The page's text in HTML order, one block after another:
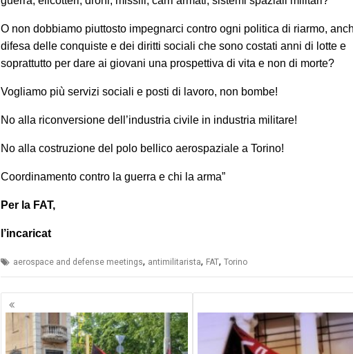
O non dobbiamo piuttosto impegnarci contro ogni politica di riarmo,
difesa delle conquiste e dei diritti sociali che sono costati anni di lotte e
soprattutto per dare ai giovani una prospettiva di vita e non di morte?
Vogliamo più servizi sociali e posti di lavoro, non bombe!
No alla riconversione dell’industria civile in industria militare!
No alla costruzione del polo bellico aerospaziale a Torino!
Coordinamento contro la guerra e chi la arma”
Per la FAT,
l’incaricat
aerospace and defense meetings, antimilitarista, FAT, Torino
Navigazione
articoli